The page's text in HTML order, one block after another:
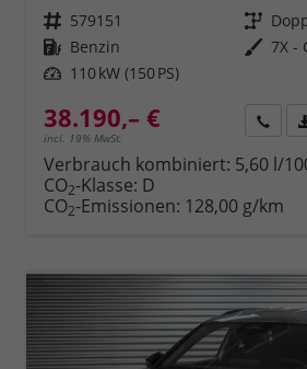
Fahrzeugnr. 579151 Getriebe
Kraftstoff Benzin Außenfarbe 7X -
Leistung 110 kW (150 PS)
38.190,– €
incl. 19% MwSt.
Verbrauch kombiniert: 5,60 l/
CO2-Klasse: D
CO2-Emissionen: 128,00 g/km